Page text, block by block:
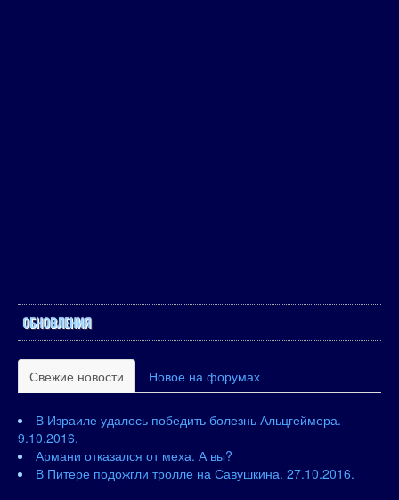
ОБНОВЛЕНИЯ
Свежие новости Новое на форумах
В Израиле удалось победить болезнь Альцгеймера.
9.10.2016.
Армани отказался от меха. А вы?
В Питере подожгли тролле на Савушкина. 27.10.2016.